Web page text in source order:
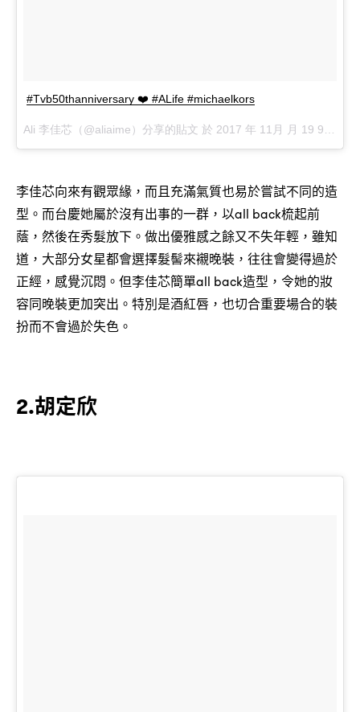
#Tvb50thanniversary ❤️ #ALife #michaelkors
Ali 李佳芯（@aliaime）分享的貼文 於 2017 年 11月 月 19 9:15上午 PST
李佳芯向來有觀眾緣，而且充滿氣質也易於嘗試不同的造
型。而台慶她屬於沒有出事的一群，以all back梳起前
蔭，然後在秀髮放下。做出優雅感之餘又不失年輕，雖知
道，大部分女星都會選擇髮髻來襯晚裝，往往會變得過於
正經，感覺沉悶。但李佳芯簡單all back造型，令她的妝
容同晚裝更加突出。特別是酒紅唇，也切合重要場合的裝
扮而不會過於失色。
2.胡定欣